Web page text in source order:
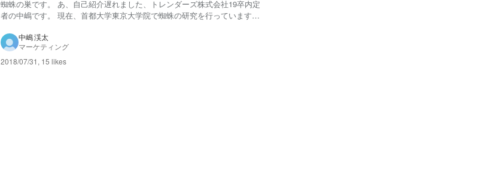
蜘蛛の巣です。 あ、自己紹介遅れました、トレンダーズ株式会社19卒内定
者の中嶋です。 現在、首都大学東京大学院で蜘蛛の研究を行っています。
写真のことは少し置いておいて。この記事に目を通してくださっている方は
「理系で、バリバリ研究...
中嶋 渓太
マーケティング
2018/07/31 , 15 likes